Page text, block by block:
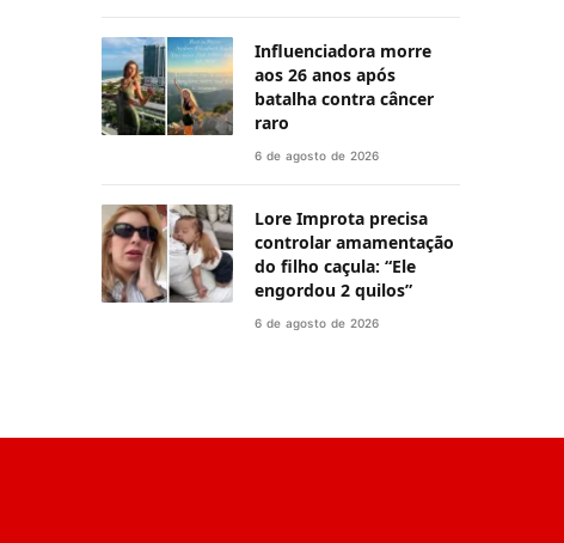
Influenciadora morre
aos 26 anos após
batalha contra câncer
raro
6 de agosto de 2026
Lore Improta precisa
controlar amamentação
do filho caçula: “Ele
engordou 2 quilos”
6 de agosto de 2026